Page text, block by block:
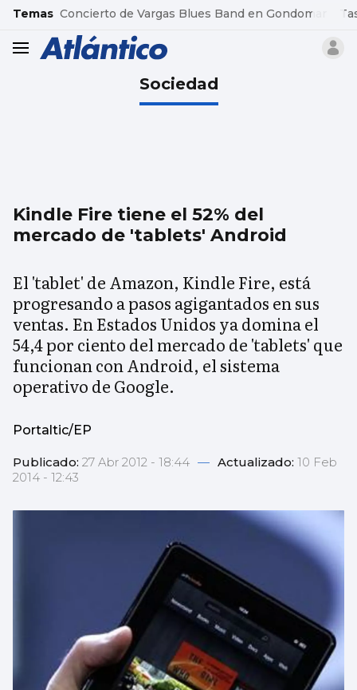
common.go-to-content
Temas Concierto de Vargas Blues Band en Gondomar
header.menu.open
Sociedad
Kindle Fire tiene el 52% del
mercado de 'tablets' Android
El 'tablet' de Amazon, Kindle Fire, está
progresando a pasos agigantados en sus
ventas. En Estados Unidos ya domina el
54,4 por ciento del mercado de 'tablets' que
funcionan con Android, el sistema
operativo de Google.
Portaltic/EP
Publicado: 27 Abr 2012 - 18:44 — Actualizado: 10 Feb
2014 - 12:43